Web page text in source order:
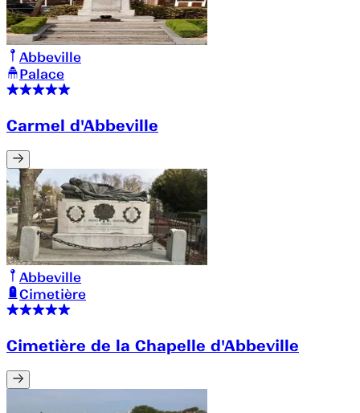
Abbeville
Palace
Carmel d'Abbeville
Abbeville
Cimetière
Cimetière de la Chapelle d'Abbeville